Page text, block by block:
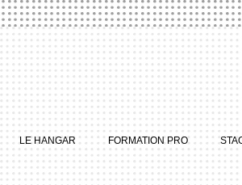
LE HANGAR FORMATION PRO